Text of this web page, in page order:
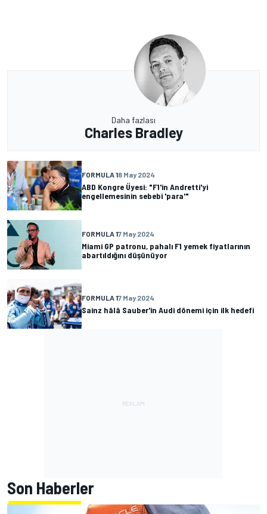
Daha fazlası
Charles Bradley
FORMULA 18 May 2024
ABD Kongre Üyesi: "F1'in Andretti'yi
engellemesinin sebebi 'para'"
FORMULA 17 May 2024
Miami GP patronu, pahalı F1 yemek fiyatlarının
abartıldığını düşünüyor
FORMULA 17 May 2024
Sainz hâlâ Sauber'in Audi dönemi için ilk hedefi
Son Haberler